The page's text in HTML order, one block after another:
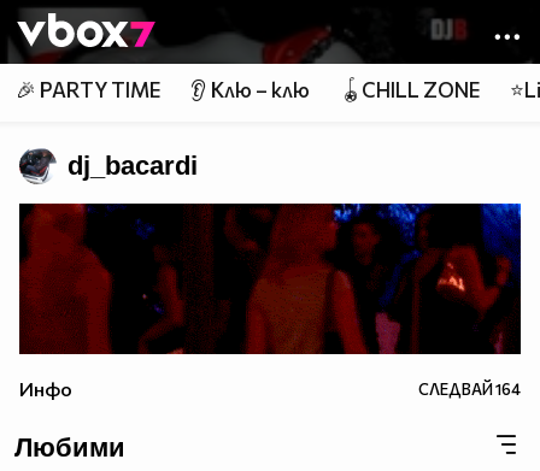
Member of
👾
🎉 PARTY TIME 👂 Клю – клю 🪀CHILL ZONE
dj_bacardi
Инфо СЛЕДВАЙ164
Любими